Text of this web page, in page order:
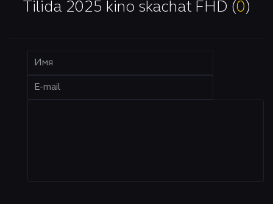
Tilida 2025 kino skachat FHD (0 )